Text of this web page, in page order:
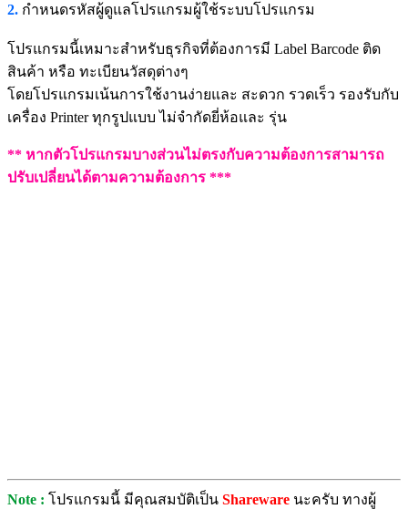
2. กำหนดรหัสผู้ดูแลโปรแกรมผู้ใช้ระบบโปรแกรม
โปรแกรมนี้เหมาะสำหรับธุรกิจที่ต้องการมี Label Barcode ติด
สินค้า หรือ ทะเบียนวัสดุต่างๆ
โดยโปรแกรมเน้นการใช้งานง่ายและ สะดวก รวดเร็ว รองรับกับ
เครื่อง Printer ทุกรูปแบบ ไม่จำกัดยี่ห้อและ รุ่น
** หากตัวโปรแกรมบางส่วนไม่ตรงกับความต้องการสามารถ
ปรับเปลี่ยนได้ตามความต้องการ ***
Note : โปรแกรมนี้ มีคุณสมบัติเป็น Shareware นะครับ ทางผู้